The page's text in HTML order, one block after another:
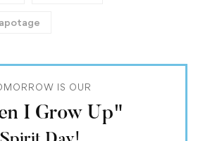
IS OUR
I Grow Up"